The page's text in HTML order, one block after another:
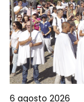
6 agosto 2026